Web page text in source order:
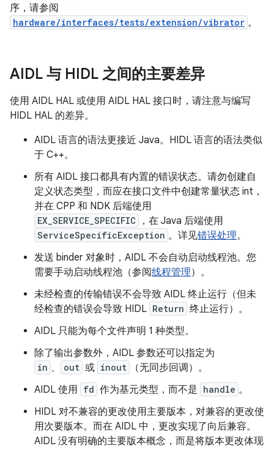
序，请参阅
hardware/interfaces/tests/extension/vibrator 。
AIDL 与 HIDL 之间的主要差异
使用 AIDL HAL 或使用 AIDL HAL 接口时，请注意与编写
HIDL HAL 的差异。
AIDL 语言的语法更接近 Java。HIDL 语言的语法类似
于 C++。
所有 AIDL 接口都具有内置的错误状态。请勿创建自
定义状态类型，而应在接口文件中创建常量状态 int，
并在 CPP 和 NDK 后端使用
EX_SERVICE_SPECIFIC ，在 Java 后端使用
ServiceSpecificException 。详见错误处理。
发送 binder 对象时，AIDL 不会自动启动线程池。您
需要手动启动线程池（参阅线程管理）。
未经检查的传输错误不会导致 AIDL 终止运行（但未
经检查的错误会导致 HIDL Return 终止运行）。
AIDL 只能为每个文件声明 1 种类型。
除了输出参数外，AIDL 参数还可以指定为
in 、 out 或 inout
（无同步回调）。
AIDL 使用 fd 作为基元类型，而不是 handle 。
HIDL 对不兼容的更改使用主要版本，对兼容的更改使
用次要版本。而在 AIDL 中，更改实现了向后兼容。
AIDL 没有明确的主要版本概念，而是将版本更改体现